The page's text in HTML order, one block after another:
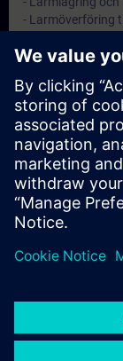
- Larmöverföring
Objectives
Att ge
kunskap inom
Note
-
Target Group